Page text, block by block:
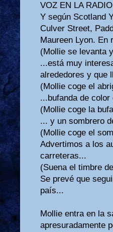
VOZ EN LA RADIO
Y según Scotland
Culver Street,
Maureen Lyon.
(Mollie se levanta
...está muy
alrededores y que
(Mollie coge el
...bufanda de color
(Mollie coge la
... y un sombrero
(Mollie coge el
Advertimos a los
carreteras...
(Suena el timbre
Se prevé que
país...
Mollie entra en la
apresuradamente